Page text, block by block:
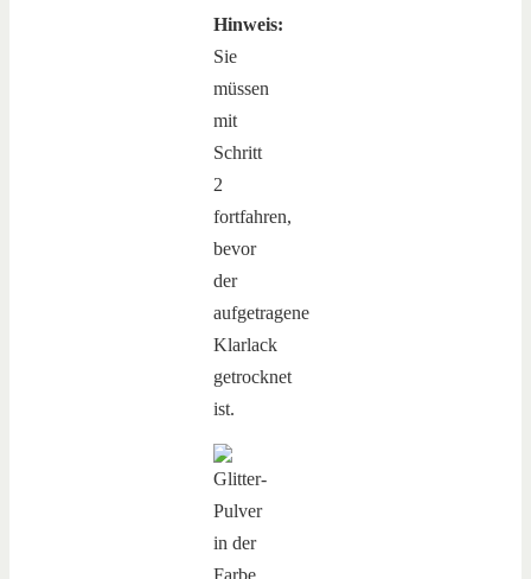
Hinweis:
Sie
müssen
mit
Schritt
2
fortfahren,
bevor
der
aufgetragene
Klarlack
getrocknet
ist.